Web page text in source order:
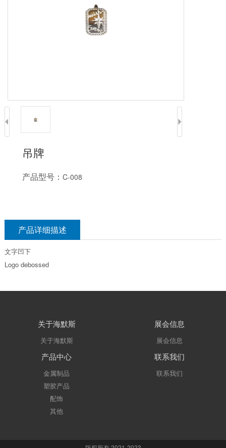
吊牌
产品型号：C-008
产品详细描述
文字凹下
Logo debossed
关于海默斯
关于海默斯
展会信息
展会信息
产品中心
金属制品
塑胶产品
配饰
其他
联系我们
联系我们